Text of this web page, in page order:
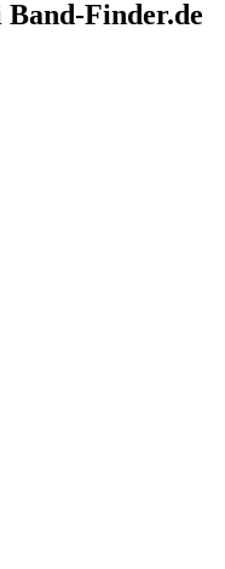
Band-Finder.de